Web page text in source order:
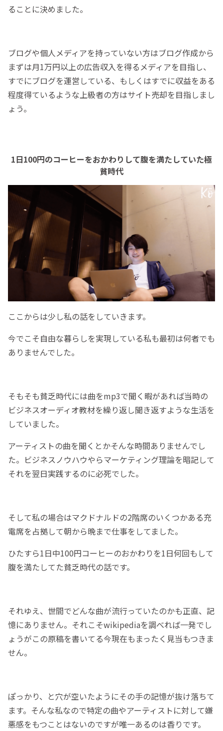
ることに決めました。
ブログや個人メディアを持っていない方はブログ作成から
まずは月1万円以上の広告収入を得るメディアを目指し、
すでにブログを運営している、もしくはすでに収益をある
程度得ているような上級者の方はサイト売却を目指しまし
ょう。
1日100円のコーヒーをおかわりして腹を満たしていた極
貧時代
ここからは少し私の話をしていきます。
今でこそ自由な暮らしを実現している私も最初は何者でも
ありませんでした。
そもそも貧乏時代には曲をmp3で聞く暇があれば当時の
ビジネスオーディオ教材を繰り返し聞き返すような生活を
していました。
アーティストの曲を聞くとかそんな時間ありませんでし
た。ビジネスノウハウやらマーケティング理論を暗記して
それを翌日実践するのに必死でした。
そして私の場合はマクドナルドの2階席のいくつかある充
電席を占拠して朝から晩まで仕事をしてました。
ひたすら1日中100円コーヒーのおかわりを1日何回もして
腹を満たしてた貧乏時代の話です。
それゆえ、世間でどんな曲が流行っていたのかも正直、記
憶にありません。それこそwikipediaを調べれば一発でし
ょうがこの原稿を書いてる今現在もまったく見当もつきま
せん。
ぽっかり、と穴が空いたようにその手の記憶が抜け落ちて
ます。そんな私なので特定の曲やアーティストに対して嫌
悪感をもつことはないのですが唯一あるのは香りです。